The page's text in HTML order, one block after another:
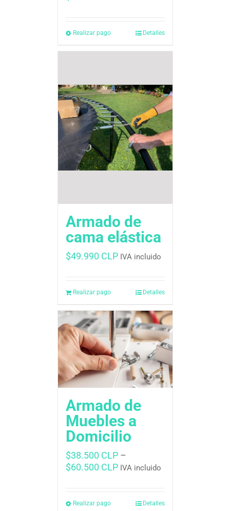
Realizar pago Detalles
Armado de
cama elástica
$49.990 CLP IVA incluido
Realizar pago Detalles
Armado de
Muebles a
Domicilio
$38.500 CLP–
$60.500 CLP IVA incluido
Realizar pago Detalles